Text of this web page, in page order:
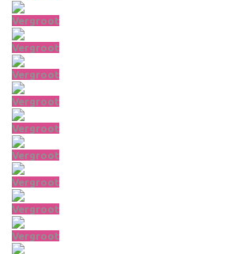
Vergroot
Vergroot
Vergroot
Vergroot
Vergroot
Vergroot
Vergroot
Vergroot
Vergroot